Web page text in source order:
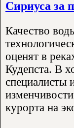
Сириуса за
Качество
оценят в
Кудепста. В
специалисты
курорта на